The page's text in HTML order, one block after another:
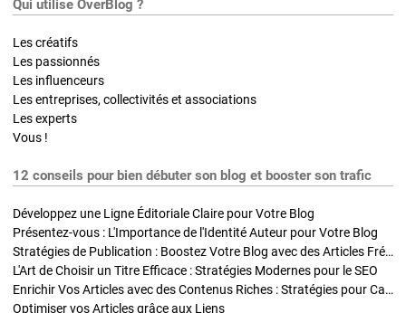
Qui utilise OverBlog ?
Les créatifs
Les passionnés
Les influenceurs
Les entreprises, collectivités et associations
Les experts
Vous !
12 conseils pour bien débuter son blog et booster son trafic
Développez une Ligne Éditoriale Claire pour Votre Blog
Présentez-vous : L'Importance de l'Identité Auteur pour Votre Blog
Stratégies de Publication : Boostez Votre Blog avec des Articles Fréquents et Exclusifs
L'Art de Choisir un Titre Efficace : Stratégies Modernes pour le SEO
Enrichir Vos Articles avec des Contenus Riches : Stratégies pour Captiver et Optimiser
Optimiser vos Articles grâce aux Liens